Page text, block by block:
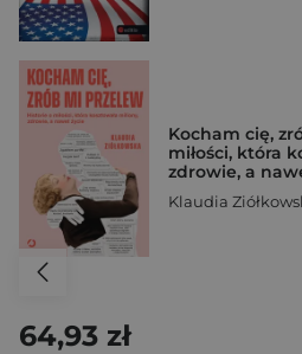
Kocham cię,
miłości, która
zdrowie, a
Klaudia
64,93 zł